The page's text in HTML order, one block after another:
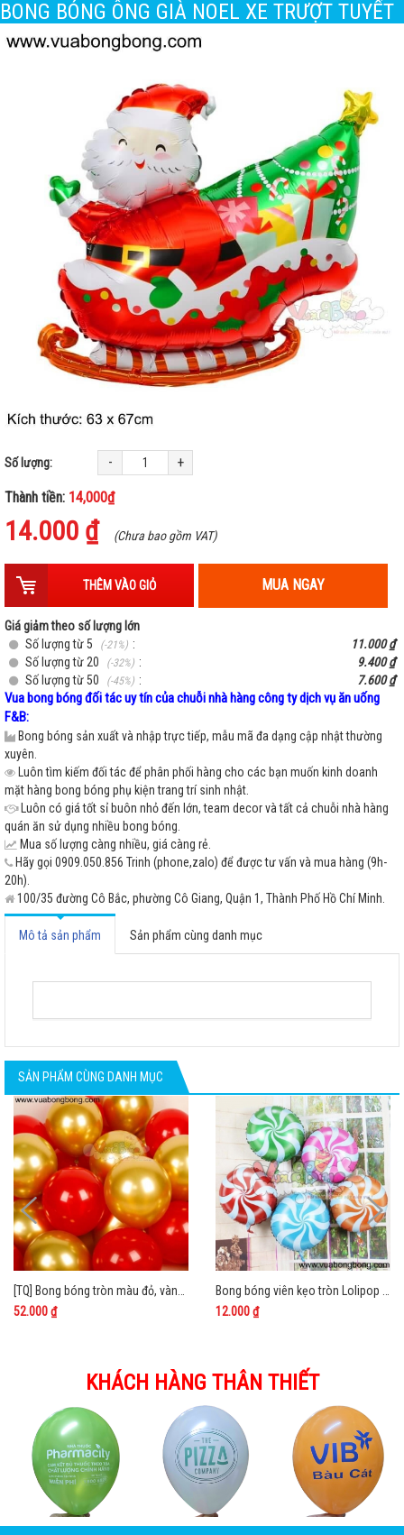
BONG BÓNG ÔNG GIÀ NOEL XE TRƯỢT TUYẾT
Số lượng: - +
Thành tiền: 14,000₫
14.000 ₫ (Chưa bao gồm VAT)
THÊM VÀO GIỎ MUA NGAY
Giá giảm theo số lượng lớn
Số lượng từ 5
(-21%) :
11.000 ₫
Số lượng từ 20
(-32%) :
9.400 ₫
Số lượng từ 50
(-45%) : 7.600 ₫
Vua bong bóng đối tác uy tín của chuỗi nhà hàng công ty dịch vụ ăn uống
F&B:
Bong bóng sản xuất và nhập trực tiếp, mẫu mã đa dạng cập nhật thường
xuyên.
Luôn tìm kiếm đối tác để phân phối hàng cho các bạn muốn kinh doanh
mặt hàng bong bóng phụ kiện trang trí sinh nhật.
Luôn có giá tốt sỉ buôn nhỏ đến lớn, team decor và tất cả chuỗi nhà hàng
quán ăn sử dụng nhiều bong bóng.
Mua số lượng càng nhiều, giá càng rẻ.
Hãy gọi 0909.050.856 Trinh (phone,zalo) để được tư vấn và mua hàng (9h-
20h).
100/35 đường Cô Bắc, phường Cô Giang, Quận 1, Thành Phố Hồ Chí Minh.
Mô tả sản phẩm Sản phẩm cùng danh mục
SẢN PHẨM CÙNG DANH MỤC
52.000 ₫
12.000 ₫
KHÁCH HÀNG THÂN THIẾT